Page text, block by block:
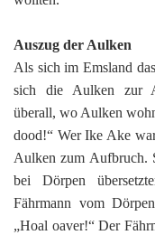
Auszug der Aulken
Als sich im Emsland
sich die Aulken zur
überall, wo Aulken
dood!“ Wer Ike Ake
Aulken zum Aufbruch.
bei Dörpen
Fährmann vom
„Hoal oaver!“ Der